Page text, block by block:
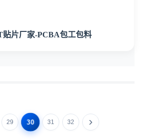
贴片厂家-PCBA包工包料
29 30 31 32